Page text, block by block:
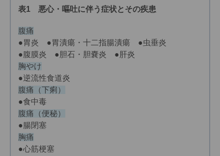
表1 悪心・嘔吐に伴う症状とその疾患
腹痛
●胃炎 ●胃潰瘍・十二指腸潰瘍 ●虫垂炎
●腹膜炎 ●胆石・胆嚢炎 ●肝炎
胸やけ
●逆流性食道炎
腹痛（下痢）
●食中毒
腹痛（便秘）
●腸閉塞
胸痛
●心筋梗塞